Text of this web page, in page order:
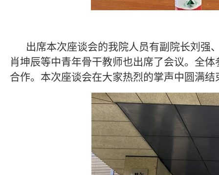
出席本次座谈会的我院人员有副院长刘强
肖坤辰等中青年骨干教师也出席了会议。全
合作。本次座谈会在大家热烈的掌声中圆满结